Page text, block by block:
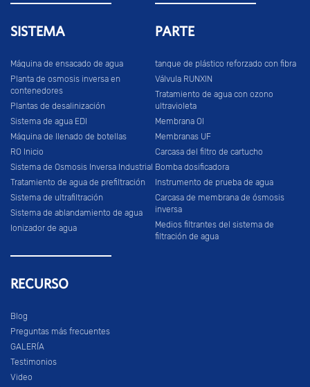
SISTEMA
Máquina de ensacado de agua
Planta de osmosis inversa en
contenedores
Plantas de desalinización
Sistema de agua EDI
Máquina de llenado de botellas
RO Inicio
Sistema de Osmosis Inversa Industrial
Tratamiento de agua de prefiltración
Sistema de ultrafiltración
Sistema de ablandamiento de agua
Ionizador de agua
PARTE
tanque de plástico reforzado con fibra
Válvula RUNXIN
Tratamiento de agua con ozono
ultravioleta
Membrana OI
Membranas UF
Carcasa del filtro de cartucho
Bomba dosificadora
Instrumento de prueba de agua
Carcasa de membrana de ósmosis
inversa
Medios filtrantes del sistema de
filtración de agua
RECURSO
Blog
Preguntas más frecuentes
GALERÍA
Testimonios
Video